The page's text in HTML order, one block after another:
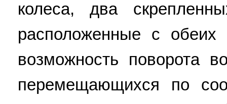
колеса, два
расположенные с
возможность поворота
перемещающихся по